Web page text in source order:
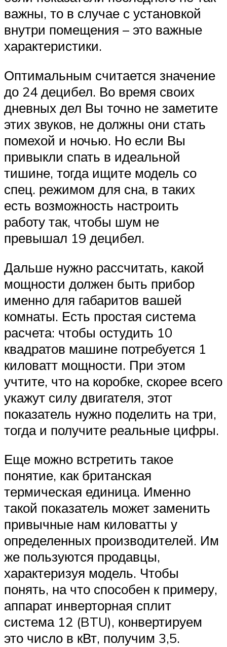
важны, то в случае с установкой
внутри помещения – это важные
характеристики.
Оптимальным считается значение
до 24 децибел. Во время своих
дневных дел Вы точно не заметите
этих звуков, не должны они стать
помехой и ночью. Но если Вы
привыкли спать в идеальной
тишине, тогда ищите модель со
спец. режимом для сна, в таких
есть возможность настроить
работу так, чтобы шум не
превышал 19 децибел.
Дальше нужно рассчитать, какой
мощности должен быть прибор
именно для габаритов вашей
комнаты. Есть простая система
расчета: чтобы остудить 10
квадратов машине потребуется 1
киловатт мощности. При этом
учтите, что на коробке, скорее всего
укажут силу двигателя, этот
показатель нужно поделить на три,
тогда и получите реальные цифры.
Еще можно встретить такое
понятие, как британская
термическая единица. Именно
такой показатель может заменить
привычные нам киловатты у
определенных производителей. Им
же пользуются продавцы,
характеризуя модель. Чтобы
понять, на что способен к примеру,
аппарат инверторная сплит
система 12 (BTU), конвертируем
это число в кВт, получим 3,5.